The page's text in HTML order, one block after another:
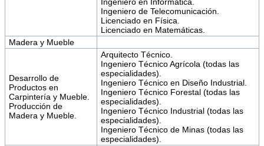
Ingeniero en Informática.
Ingeniero de Telecomunicación.
Licenciado en Física.
Licenciado en Matemáticas.
Madera y Mueble
Desarrollo de
Productos en
Carpintería y Mueble.
Producción de
Madera y Mueble.
Arquitecto Técnico.
Ingeniero Técnico Agrícola (todas las
especialidades).
Ingeniero Técnico en Diseño Industrial.
Ingeniero Técnico Forestal (todas las
especialidades).
Ingeniero Técnico Industrial (todas las
especialidades).
Ingeniero Técnico de Minas (todas las
especialidades).